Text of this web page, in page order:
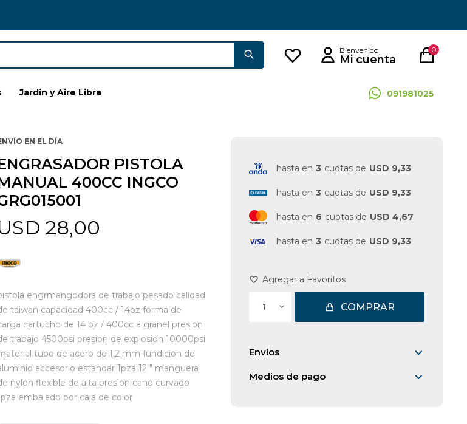
Jardín y Aire Libre 091981025
0
EN EL DÍA
PISTOLA
400CC INGCO
28,00
engrmangodora de trabajo pesado calidad
taiwan capacidad 400cc / 14oz forma de
cartucho de 14 oz / 400cc a granel presion
trabajo 4500psi presion de explosion 10000psi
tubo de acero de 1,2 mm fundicion de
accesorio estandar 1pza 12 " manguera
nylon flexible de alta presion cano curvado
embalado por caja de color
hasta en 3 cuotas de USD 9,33
hasta en 3 cuotas de USD 9,33
hasta en 6 cuotas de USD 4,67
hasta en 3 cuotas de USD 9,33
1 COMPRAR
Envíos
Medios de pago